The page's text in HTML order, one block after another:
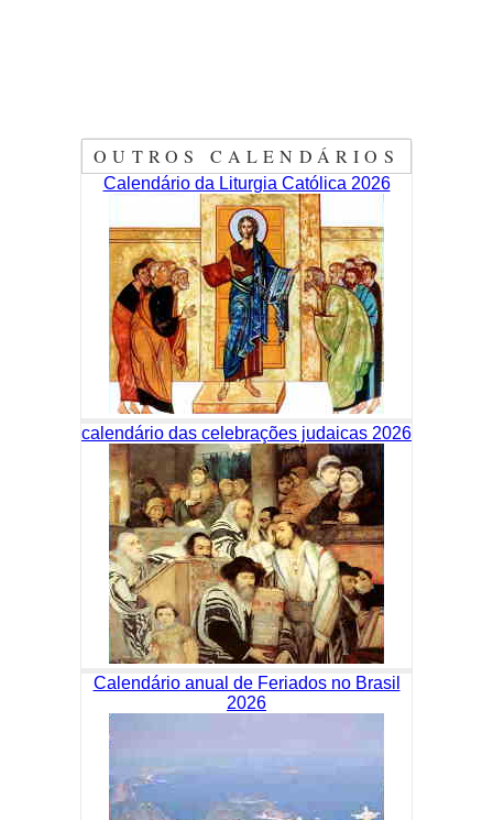
OUTROS CALENDÁRIOS
Calendário da Liturgia Católica 2026
calendário das celebrações judaicas 2026
Calendário anual de Feriados no Brasil
2026